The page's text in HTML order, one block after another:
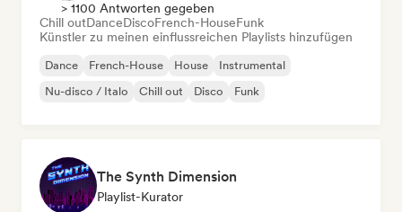
> 1100 Antworten gegeben
Chill outDanceDiscoFrench-HouseFunk
Künstler zu meinen einflussreichen Playlists hinzufügen
Dance French-House House
Instrumental
Nu-disco / Italo
Chill out Disco Funk
The Synth Dimension
Playlist-Kurator